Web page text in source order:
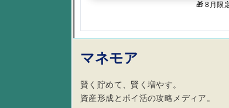
🎁 8月限
マネモア
賢く貯めて、賢く増やす。
資産形成とポイ活の攻略メディア。